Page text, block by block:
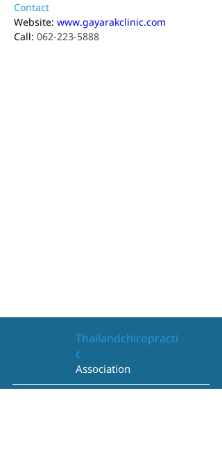
Contact
Website: www.gayarakclinic.com
Call: 062-223-5888
Thailandchiropracti
c
Association